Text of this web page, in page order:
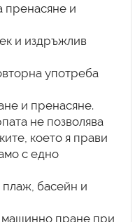
пренасяне и
и издръжлив
употреба
и пренасяне.
не позволява
което я прави
с едно
плаж, басейн и
пране при